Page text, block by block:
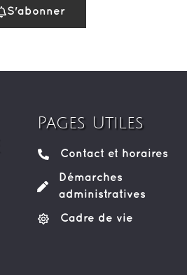
Pages Utiles
Contact et horaires
Démarches
administratives
Cadre de vie